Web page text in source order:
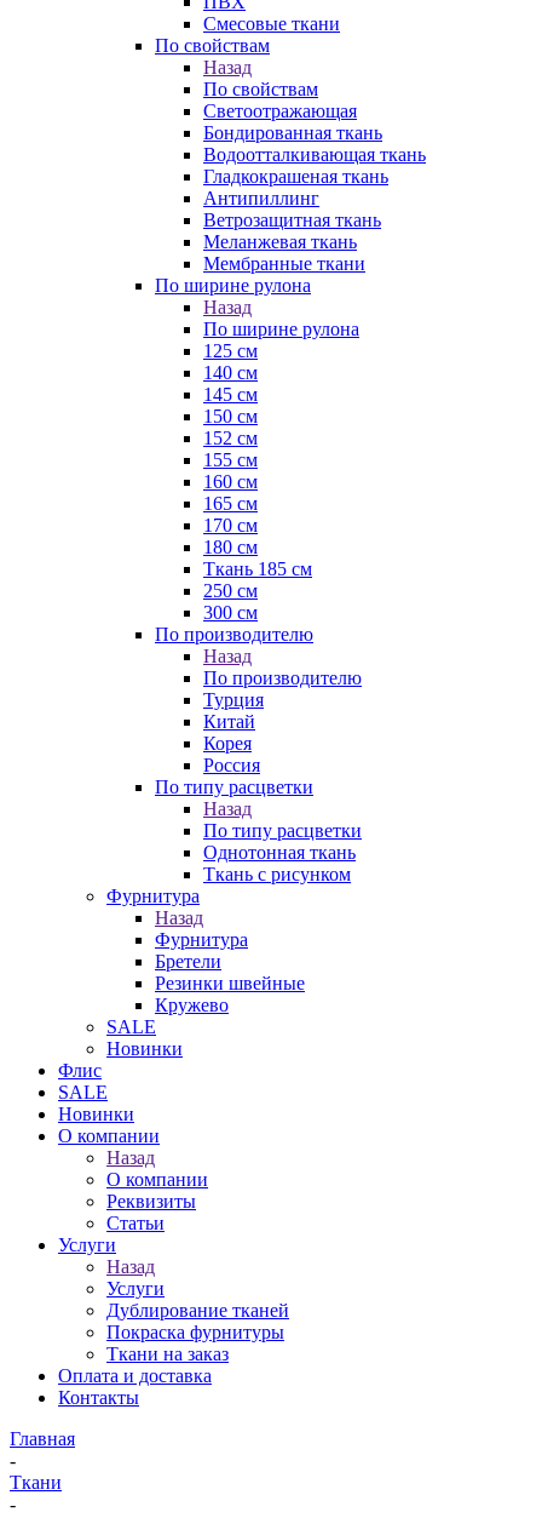
Смесовые ткани
По свойствам
Назад
По свойствам
Светоотражающая
Бондированная ткань
Водоотталкивающая ткань
Гладкокрашеная ткань
Антипиллинг
Ветрозащитная ткань
Меланжевая ткань
Мембранные ткани
По ширине рулона
Назад
По ширине рулона
125 см
140 см
145 см
150 см
152 см
155 см
160 см
165 см
170 см
180 см
Ткань 185 см
250 см
300 см
По производителю
Назад
По производителю
Турция
Китай
Корея
Россия
По типу расцветки
Назад
По типу расцветки
Однотонная ткань
Ткань с рисунком
Фурнитура
Назад
Фурнитура
Бретели
Резинки швейные
Кружево
SALE
Новинки
Флис
SALE
Новинки
О компании
Назад
О компании
Реквизиты
Статьи
Услуги
Назад
Услуги
Дублирование тканей
Покраска фурнитуры
Ткани на заказ
Оплата и доставка
Контакты
Главная
-
Ткани
-